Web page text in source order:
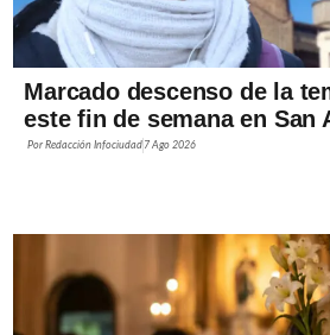
Marcado descenso de la
este fin de semana en San
PorRedacción Infociudad 7 Ago 2026